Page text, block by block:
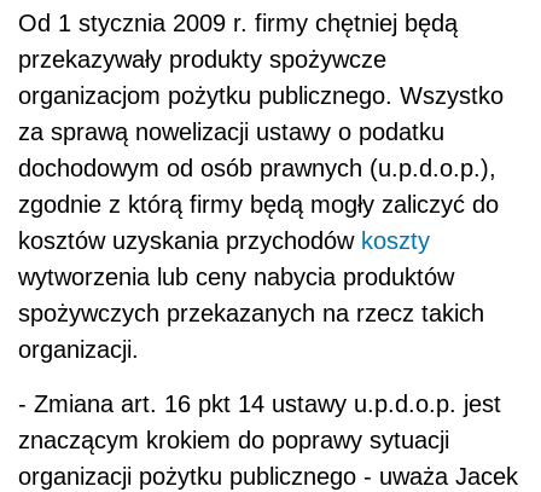
Od 1 stycznia 2009 r. firmy chętniej będą
przekazywały produkty spożywcze
organizacjom pożytku publicznego. Wszystko
za sprawą nowelizacji ustawy o podatku
dochodowym od osób prawnych (u.p.d.o.p.),
zgodnie z którą firmy będą mogły zaliczyć do
kosztów uzyskania przychodów koszty
wytworzenia lub ceny nabycia produktów
spożywczych przekazanych na rzecz takich
organizacji.
- Zmiana art. 16 pkt 14 ustawy u.p.d.o.p. jest
znaczącym krokiem do poprawy sytuacji
organizacji pożytku publicznego - uważa Jacek